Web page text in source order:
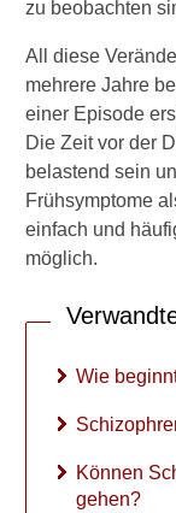
zu beobachten
All diese
mehrere Jahre
einer Episode
Die Zeit vor der
belastend sein
Frühsymptome
einfach und
möglich.
Wie
Können
gehen?
Angehörige
Akuter Schub
Hilfe im
Fixierung
Prognose
Chancen auf
Schwanger
Vorbeugung
Omega-3-
Nahrung fürs